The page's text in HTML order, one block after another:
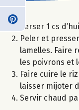
Verser 1 cs
Peler et
lamelles. Faire
les poivrons et
Faire cuire le
laisser mijoter
Servir chaud